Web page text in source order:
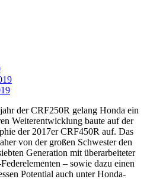
der CRF250R gelang Honda ein
Weiterentwicklung baute auf der
der 2017er CRF450R auf. Das
von der großen Schwester den
Generation mit überarbeiteter
– sowie dazu einen
Potential auch unter Honda-